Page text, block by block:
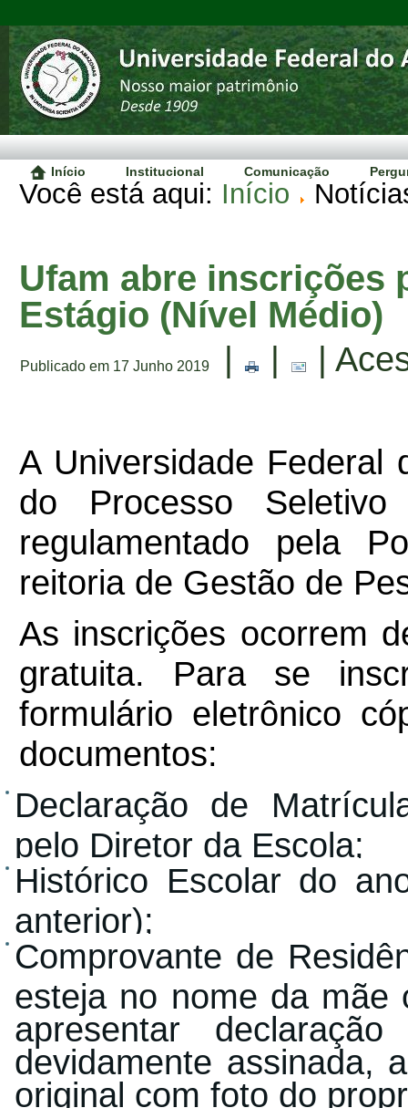
Início Institucional Comunicação
Você está aqui: Início
Ufam abre inscrições
Estágio (Nível Médio)
Publicado em 17 Junho 2019 | | |
A Universidade Federal
do Processo
regulamentado pela
reitoria de Gestão de
As inscrições ocorrem
gratuita. Para se
formulário eletrônico
documentos:
Declaração de
pelo Diretor da Escola;
Histórico Escolar do
anterior);
Comprovante de
esteja no nome da mãe
apresentar
devidamente assinada,
original com foto do